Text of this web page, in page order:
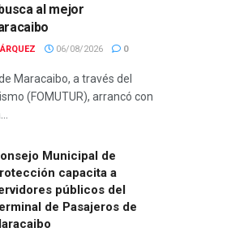
al mejor
06/08/2026 0
Maracaibo, a través del
(FOMUTUR), arrancó con
Municipal de
capacita a
públicos del
de Pasajeros de